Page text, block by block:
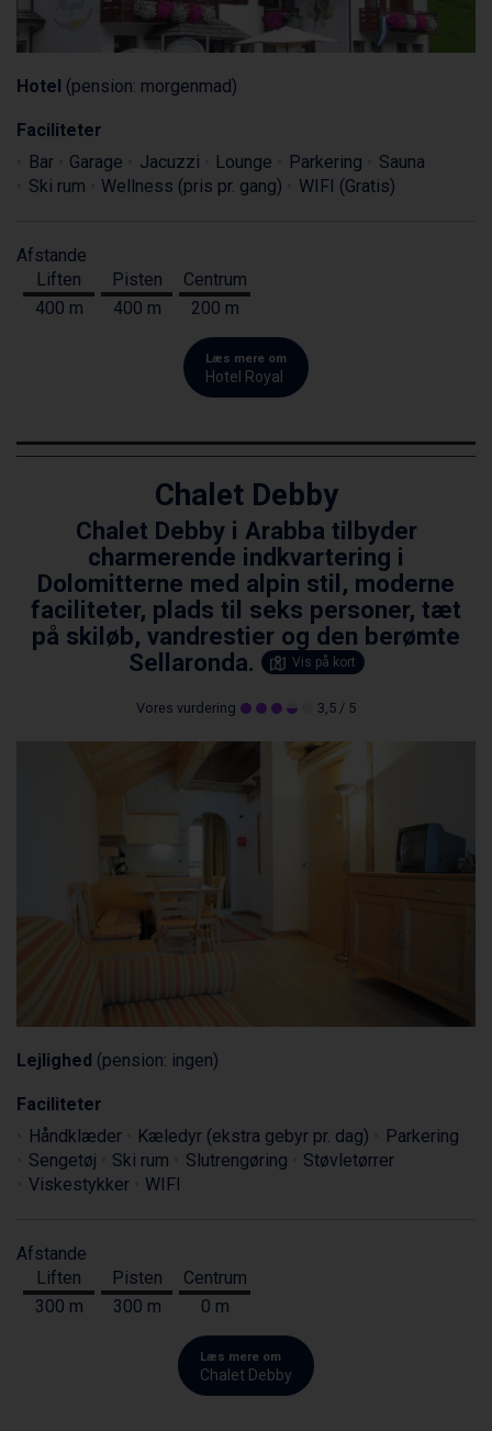
Hotel (pension: morgenmad)
Faciliteter
Bar
Garage Jacuzzi Lounge Parkering
Sauna
Ski rum
Wellness (pris pr. gang) WIFI (Gratis)
Afstande
Liften
400 m
Pisten
400 m
Centrum
200 m
Læs mere om
Hotel Royal
Chalet Debby
Chalet Debby i Arabba tilbyder
charmerende indkvartering i
Dolomitterne med alpin stil, moderne
faciliteter, plads til seks personer, tæt
på skiløb, vandrestier og den berømte
Sellaronda.
Vis på kort
Vores vurdering 3,5 / 5
Lejlighed (pension: ingen)
Faciliteter
Håndklæder
Kæledyr (ekstra gebyr pr. dag)
Parkering
Sengetøj
Ski rum Slutrengøring
Støvletørrer
Viskestykker
WIFI
Afstande
Liften
300 m
Pisten
300 m
Centrum
0 m
Læs mere om
Chalet Debby